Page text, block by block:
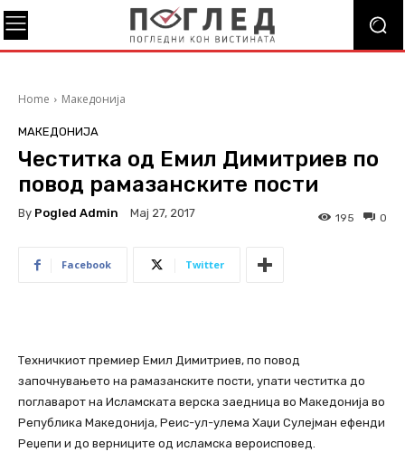
Home Македонија
МАКЕДОНИЈА
Честитка од Емил Димитриев по
повод рамазанските пости
By Pogled Admin Мај 27, 2017 0
195
Facebook Twitter
Техничкиот премиер Емил Димитриев, по повод
започнувањето на рамазанските пости, упати честитка до
поглаварот на Исламската верска заедница во Македонија во
Република Македонија, Реис-ул-улема Хаџи Сулејман ефенди
Реџепи и до верниците од исламска вероисповед.